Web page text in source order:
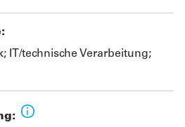
IT/technische Verarbeitung;